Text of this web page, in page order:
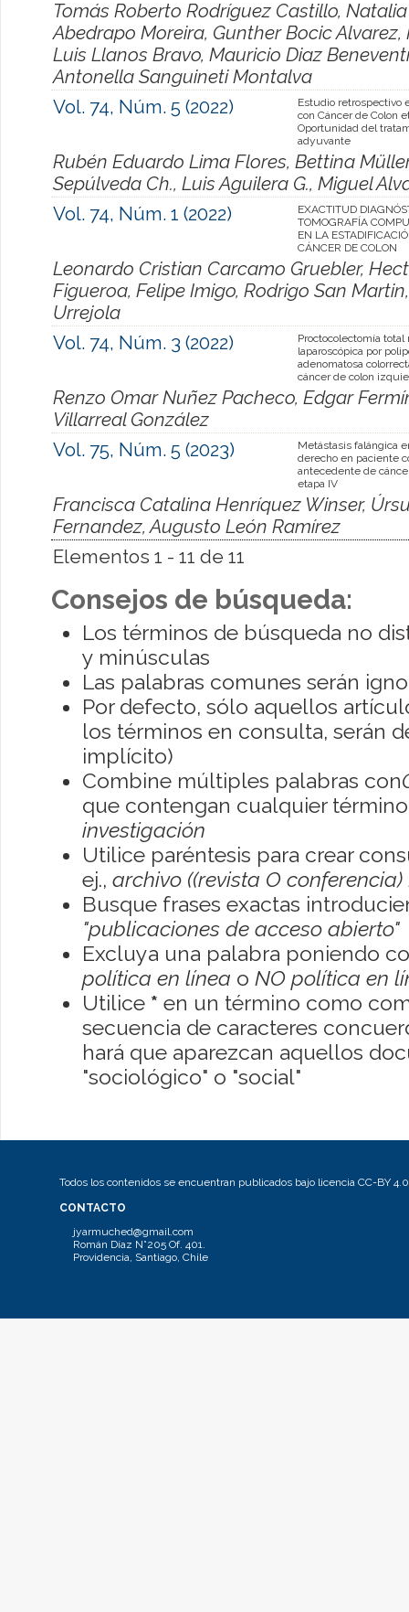
Tomás Roberto Rodríguez Castillo,
Abedrapo Moreira, Gunther Bocic
Luis Llanos Bravo, Mauricio Diaz
Antonella Sanguineti Montalva
Vol. 74, Núm. 5 (2022)
Estudio retrospectivo
con Cáncer de Colon
Oportunidad del
adyuvante
Rubén Eduardo Lima Flores, Bettina
Sepúlveda Ch., Luis Aguilera G., Miguel
Vol. 74, Núm. 1 (2022)
EXACTITUD
TOMOGRAFÍA
EN LA
CÁNCER DE COLON
Leonardo Cristian Carcamo Gruebler,
Figueroa, Felipe Imigo, Rodrigo San
Urrejola
Vol. 74, Núm. 3 (2022)
Proctocolectomía total
laparoscópica por
adenomatosa
cáncer de colon
Renzo Omar Nuñez Pacheco, Edgar
Villarreal González
Vol. 75, Núm. 5 (2023)
Metástasis falángica
derecho en paciente
antecedente de
etapa IV
Francisca Catalina Henríquez Winser,
Fernandez, Augusto León Ramírez
Elementos 1 - 11 de 11
Consejos de búsqueda:
Los términos de búsqueda no
y minúsculas
Las palabras comunes serán
Por defecto, sólo aquellos
los términos en consulta, serán
implícito)
Combine múltiples palabras con
que contengan cualquier
investigación
Utilice paréntesis para crear
ej., archivo ((revista O conferencia)
Busque frases exactas
"publicaciones de acceso abierto"
Excluya una palabra poniendo
política en línea o NO política en
Utilice * en un término como
secuencia de caracteres
hará que aparezcan aquellos
"sociológico" o "social"
Todos los contenidos se encuentran publicados bajo licencia CC-BY 4.0
CONTACTO
jyarmuched@gmail.com
Román Díaz N°205 Of. 401.
Providencia, Santiago, Chile